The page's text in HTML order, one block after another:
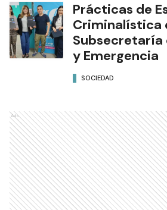
Prácticas de
Criminalística
Subsecretaría
y Emergencia
SOCIEDAD
Ads